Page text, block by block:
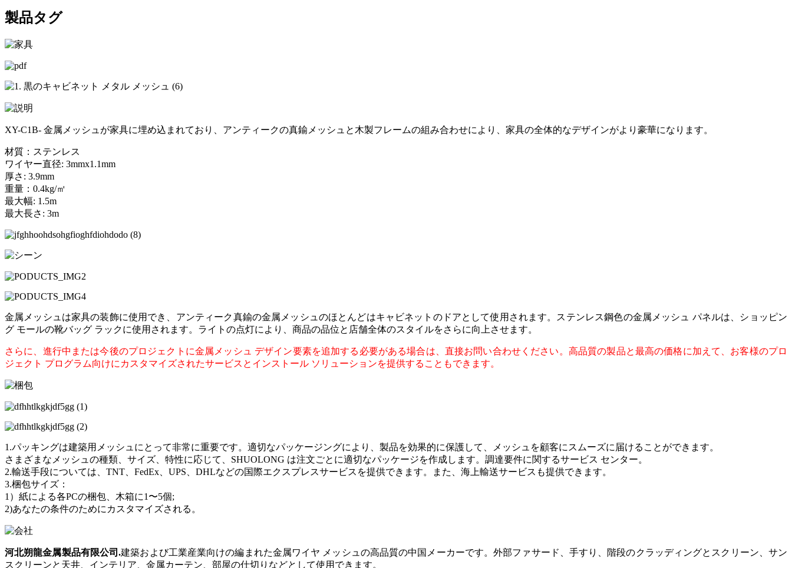
製品タグ
XY-C1B- 金属メッシュが家具に埋め込まれており、アンティークの真鍮メッシュと木製フレームの組み合わせにより、家具の全体的なデザインがより豪華になります。
材質：ステンレス
ワイヤー直径: 3mmx1.1mm
厚さ: 3.9mm
重量：0.4kg/㎡
最大幅: 1.5m
最大長さ: 3m
金属メッシュは家具の装飾に使用でき、アンティーク真鍮の金属メッシュのほとんどはキャビネットのドアとして使用されます。ステンレス鋼色の金属メッシュ パネルは、ショッピン
グ モールの靴バッグ ラックに使用されます。ライトの点灯により、商品の品位と店舗全体のスタイルをさらに向上させます。
さらに、進行中または今後のプロジェクトに金属メッシュ デザイン要素を追加する必要がある場合は、直接お問い合わせください。高品質の製品と最高の価格に加えて、お客様のプロ
ジェクト プログラム向けにカスタマイズされたサービスとインストール ソリューションを提供することもできます。
1.パッキングは建築用メッシュにとって非常に重要です。適切なパッケージングにより、製品を効果的に保護して、メッシュを顧客にスムーズに届けることができます。
さまざまなメッシュの種類、サイズ、特性に応じて、SHUOLONG は注文ごとに適切なパッケージを作成します。調達要件に関するサービス センター。
2.輸送手段については、TNT、FedEx、UPS、DHLなどの国際エクスプレスサービスを提供できます。また、海上輸送サービスも提供できます。
3.梱包サイズ：
1）紙による各PCの梱包、木箱に1〜5個;
2)あなたの条件のためにカスタマイズされる。
河北朔龍金属製品有限公司.建築および工業産業向けの編まれた金属ワイヤ メッシュの高品質の中国メーカーです。外部ファサード、手すり、階段のクラッディングとスクリーン、サン
スクリーンと天井、インテリア、金属カーテン、部屋の仕切りなどとして使用できます。